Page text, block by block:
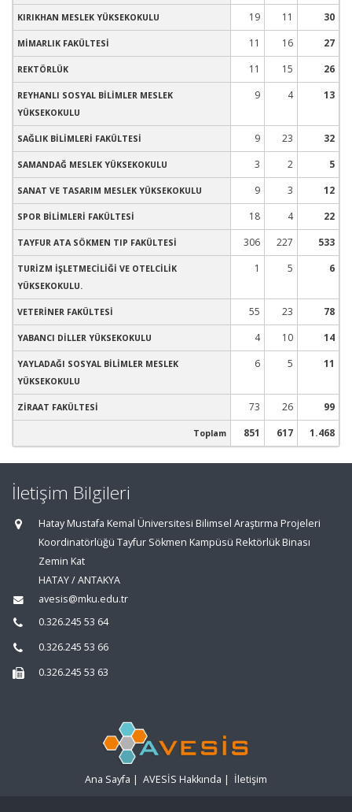
KIRIKHAN MESLEK YÜKSEKOKULU 19 11 30
MİMARLIK FAKÜLTESİ 11 16 27
REKTÖRLÜK 11 15 26
REYHANLI SOSYAL BİLİMLER MESLEK
YÜKSEKOKULU
9 4 13
SAĞLIK BİLİMLERİ FAKÜLTESİ 9 23 32
SAMANDAĞ MESLEK YÜKSEKOKULU 3 2 5
SANAT VE TASARIM MESLEK YÜKSEKOKULU 9 3 12
SPOR BİLİMLERİ FAKÜLTESİ 18 4 22
TAYFUR ATA SÖKMEN TIP FAKÜLTESİ 306 227 533
TURİZM İŞLETMECİLİĞİ VE OTELCİLİK
YÜKSEKOKULU.
1 5 6
VETERİNER FAKÜLTESİ 55 23 78
YABANCI DİLLER YÜKSEKOKULU 4 10 14
YAYLADAĞI SOSYAL BİLİMLER MESLEK
YÜKSEKOKULU
6 5 11
ZİRAAT FAKÜLTESİ 73 26 99
Toplam 851 617 1.468
İletişim Bilgileri
Hatay Mustafa Kemal Üniversitesi Bilimsel Araştırma Projeleri
Koordinatörlüğü Tayfur Sökmen Kampüsü Rektörlük Binası
Zemin Kat
HATAY / ANTAKYA
avesis@mku.edu.tr
0.326.245 53 64
0.326.245 53 66
0.326.245 53 63
Ana Sayfa | AVESİS Hakkında | İletişim